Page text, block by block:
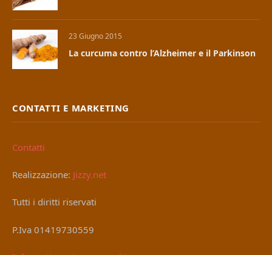
23 Giugno 2015
La curcuma contro l’Alzheimer e il Parkinson
CONTATTI E MARKETING
Contatti
Realizzazione: Jizzy.net
Tutti i diritti riservati
P.Iva 01419730559